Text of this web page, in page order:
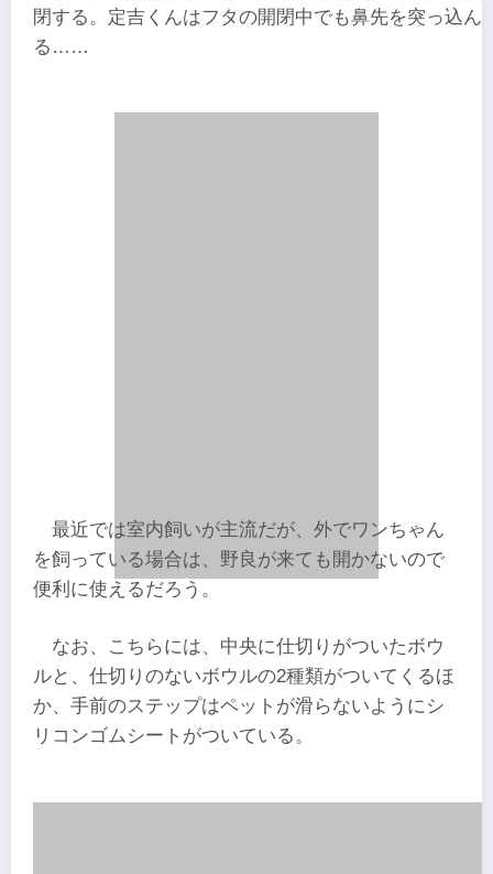
閉する。定吉くんはフタの開閉中でも鼻先を突っ込ん
る……
最近では室内飼いが主流だが、外でワンちゃん
を飼っている場合は、野良が来ても開かないので
便利に使えるだろう。
なお、こちらには、中央に仕切りがついたボウ
ルと、仕切りのないボウルの2種類がついてくるほ
か、手前のステップはペットが滑らないようにシ
リコンゴムシートがついている。